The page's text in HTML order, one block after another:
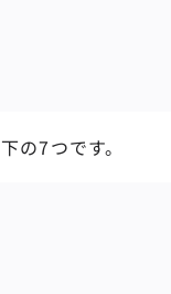
の7つです。